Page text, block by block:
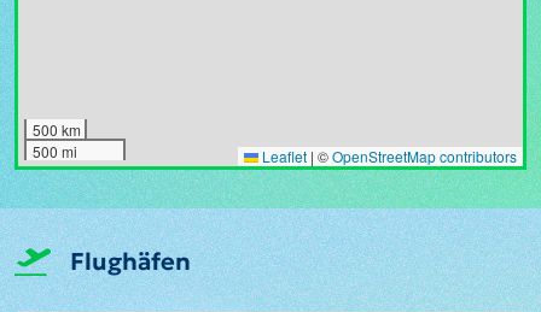
500 km
500 mi
Leaflet | ©OpenStreetMap contributors
Flughäfen